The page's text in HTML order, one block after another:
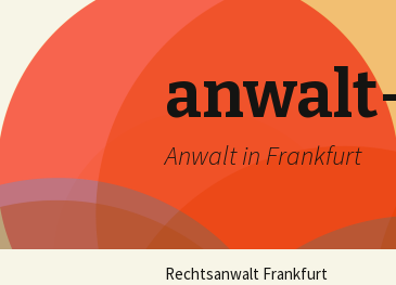
Anwalt in Frankfurt
Skip
Rechtsanwalt Frankfurt